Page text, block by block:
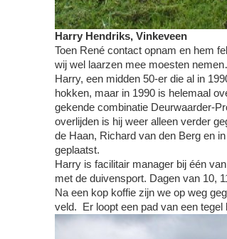
Harry Hendriks, Vinkeveen
Toen René contact opnam en hem
wij wel laarzen mee moesten
Harry, een midden 50-er die al in
hokken, maar in 1990 is helemaal
gekende combinatie Deurwaarder-
overlijden is hij weer alleen verder
de Haan, Richard van den Berg en
geplaatst.
Harry is facilitair manager bij één
met de duivensport. Dagen van 10,
Na een kop koffie zijn we op weg
veld. Er loopt een pad van een